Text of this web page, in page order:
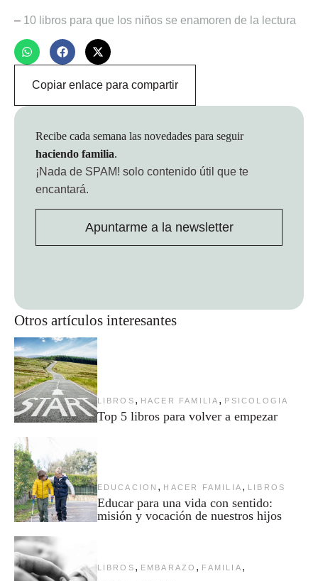
– 10 libros para que los niños se enamoren de la lectura
Copiar enlace para compartir
Otros artículos interesantes
LIBROS , HACER FAMILIA , PSICOLOGIA
Top 5 libros para volver a empezar
EDUCACION , HACER FAMILIA , LIBROS
Educar para una vida con sentido:
misión y vocación de nuestros hijos
LIBROS , EMBARAZO , FAMILIA ,
Recibe cada semana las novedades para seguir
haciendo familia.
¡Nada de SPAM! solo contenido útil que te
encantará.
Apuntarme a la newsletter